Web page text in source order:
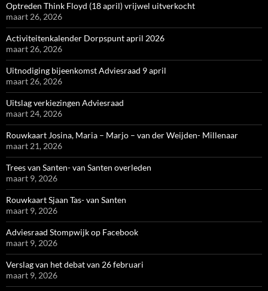
Optreden Think Floyd (18 april) vrijwel uitverkocht
maart 26, 2026
Activiteitenkalender Dorpspunt april 2026
maart 26, 2026
Uitnodiging bijeenkomst Adviesraad 9 april
maart 26, 2026
Uitslag verkiezingen Adviesraad
maart 24, 2026
Rouwkaart Josina, Maria – Marjo – van der Weijden- Millenaar
maart 21, 2026
Trees van Santen- van Santen overleden
maart 9, 2026
Rouwkaart Sjaan Tas- van Santen
maart 9, 2026
Adviesraad Stompwijk op Facebook
maart 9, 2026
Verslag van het debat van 26 februari
maart 9, 2026